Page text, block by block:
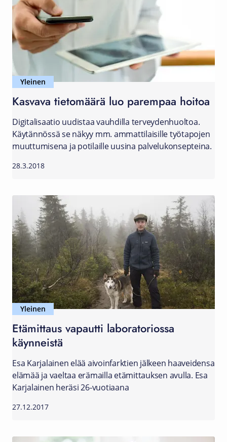
Yleinen
Kasvava tietomäärä luo parempaa hoitoa
Digitalisaatio uudistaa vauhdilla terveydenhuoltoa.
Käytännössä se näkyy mm. ammattilaisille työtapojen
muuttumisena ja potilaille uusina palvelukonsepteina.
28.3.2018
Yleinen
Etämittaus vapautti laboratoriossa
käynneistä
Esa Karjalainen elää aivoinfarktien jälkeen haaveidensa
elämää ja vaeltaa erämailla etämittauksen avulla. Esa
Karjalainen heräsi 26-vuotiaana
27.12.2017